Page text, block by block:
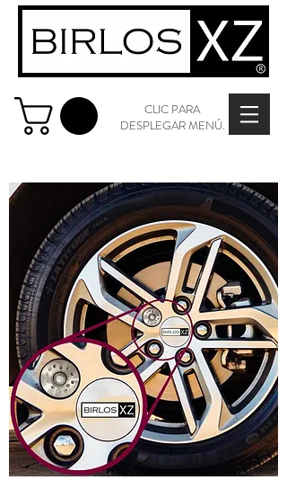
CLIC PARA
DESPLEGAR MENÚ.